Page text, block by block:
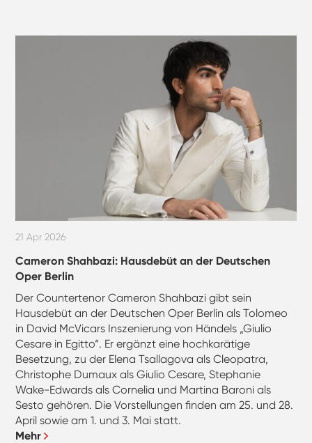
21 Apr 2026
Cameron Shahbazi: Hausdebüt an der Deutschen
Oper Berlin
Der Countertenor Cameron Shahbazi gibt sein
Hausdebüt an der Deutschen Oper Berlin als Tolomeo
in David McVicars Inszenierung von Händels „Giulio
Cesare in Egitto“. Er ergänzt eine hochkarätige
Besetzung, zu der Elena Tsallagova als Cleopatra,
Christophe Dumaux als Giulio Cesare, Stephanie
Wake-Edwards als Cornelia und Martina Baroni als
Sesto gehören. Die Vorstellungen finden am 25. und 28.
April sowie am 1. und 3. Mai statt.
Mehr